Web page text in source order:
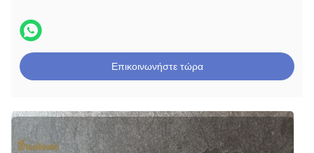
Επικοινωνήστε τώρα